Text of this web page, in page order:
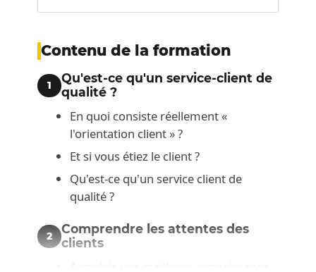
Contenu de la formation
1
Qu'est-ce qu'un service-client de
qualité ?
En quoi consiste réellement «
l'orientation client » ?
Et si vous étiez le client ?
Qu'est-ce qu'un service client de
qualité ?
2
Comprendre les attentes des
clients